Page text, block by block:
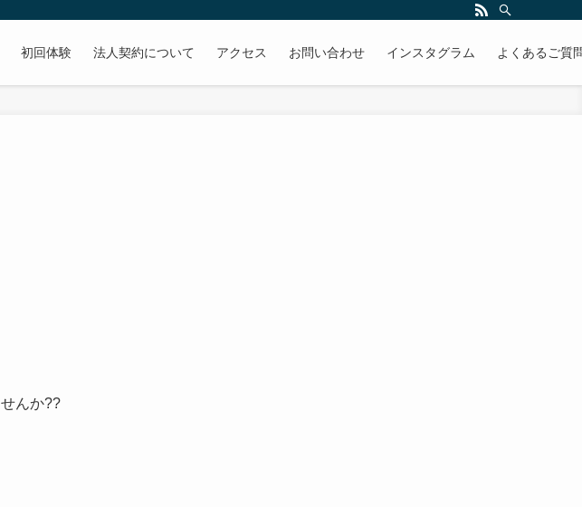
初回体験 法人契約について アクセス お問い合わせ インスタグラム よくあるご質
んか??